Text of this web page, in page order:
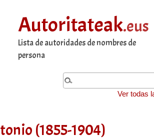
Autoritateak.eus
Lista de autoridades de nombres de
persona
Ver todas
(1855-1904)